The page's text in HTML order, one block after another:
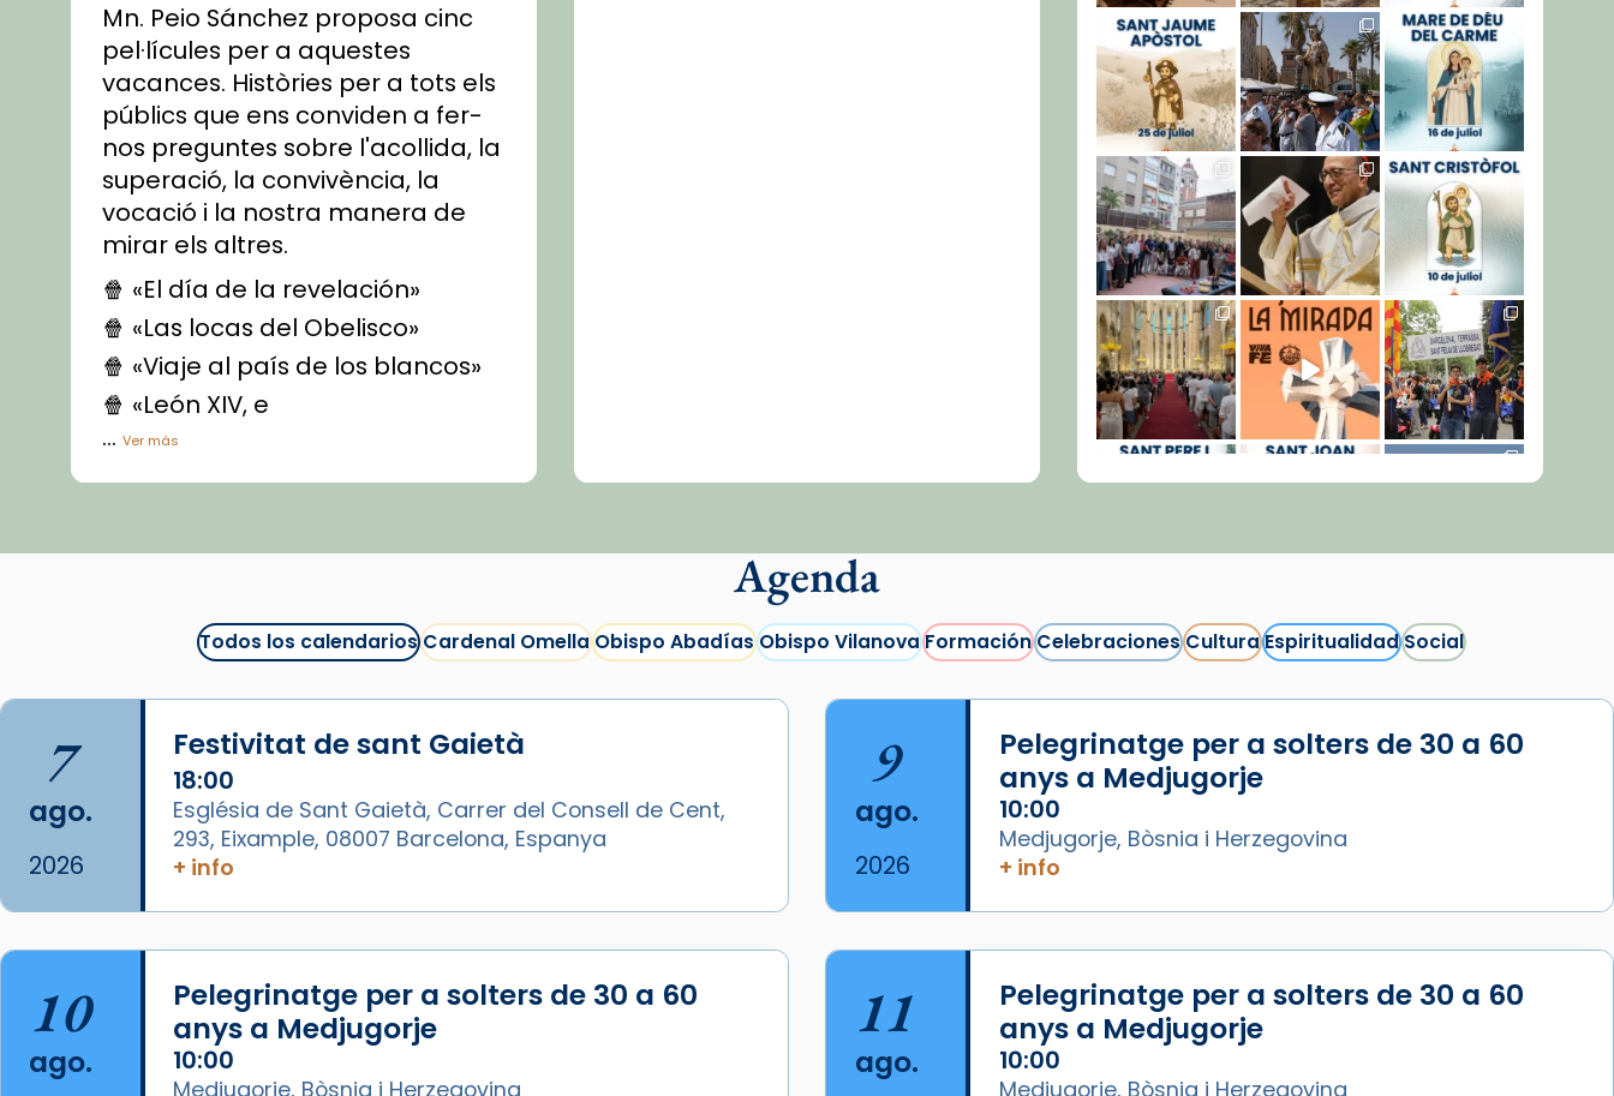
Mn. Peio Sánchez proposa cinc
pel·lícules per a aquestes
vacances. Històries per a tots els
públics que ens conviden a fer-
nos preguntes sobre l'acollida, la
superació, la convivència, la
vocació i la nostra manera de
mirar els altres.
🍿 «El día de la revelación»
🍿 «Las locas del Obelisco»
🍿 «Viaje al país de los blancos»
🍿 «León XIV, e
...Ver más
Vídeo
La Carmina va patir depressió.
arribar el seu testimoni al papa
Lleó XIV.
Recupera l'entrevista
compVatican News tican News 👇
Foto
View on Facebook Share
Cargar más...
Agenda
Todos los calendariosCardenal OmellaObispo AbadíasObispo VilanovaFormaciónCelebracionesCulturaEspiritualidadSocial
7
ago.
2026
Festivitat de sant Gaietà
18:00
Església de Sant Gaietà, Carrer del Consell de Cent,
293, Eixample, 08007 Barcelona, Espanya
+ info
9
ago.
2026
Pelegrinatge per a solters de 30 a 60
anys a Medjugorje
10:00
Medjugorje, Bòsnia i Herzegovina
+ info
10
ago.
Pelegrinatge per a solters de 30 a 60
anys a Medjugorje
10:00
Medjugorje, Bòsnia i Herzegovina
11
ago.
Pelegrinatge per a solters de 30 a 60
anys a Medjugorje
10:00
Medjugorje, Bòsnia i Herzegovina